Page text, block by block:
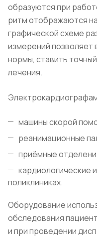
образуются при
ритм отображаются
графической схеме
измерений позволяет
нормы, ставить
лечения.
машины скорой
реанимационные
приёмные
кардиологические
поликлиниках.
Оборудование
обследования
и при проведении